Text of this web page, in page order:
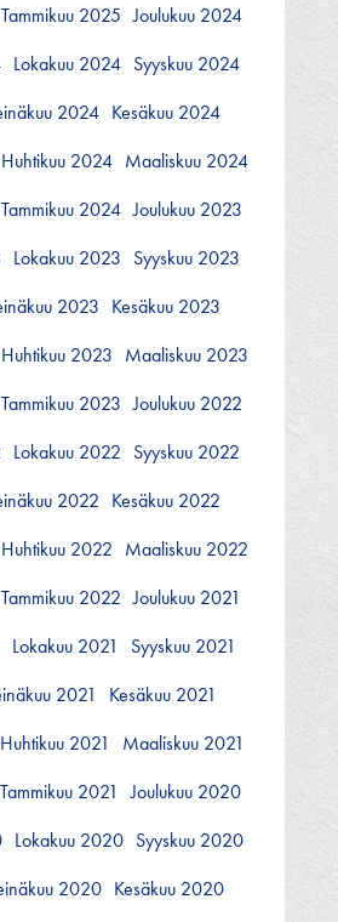
Tammikuu 2025 Joulukuu 2024
Lokakuu 2024 Syyskuu 2024
2024 Kesäkuu 2024
Huhtikuu 2024 Maaliskuu 2024
Tammikuu 2024 Joulukuu 2023
Lokakuu 2023 Syyskuu 2023
2023 Kesäkuu 2023
Huhtikuu 2023 Maaliskuu 2023
Tammikuu 2023 Joulukuu 2022
Lokakuu 2022 Syyskuu 2022
2022 Kesäkuu 2022
Huhtikuu 2022 Maaliskuu 2022
Tammikuu 2022 Joulukuu 2021
Lokakuu 2021
Syyskuu 2021
2021
Kesäkuu 2021
Huhtikuu 2021
Maaliskuu 2021
Tammikuu 2021
Joulukuu 2020
Lokakuu 2020 Syyskuu 2020
2020 Kesäkuu 2020